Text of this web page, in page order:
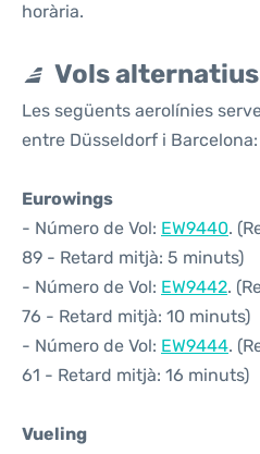
horària.
Vols alternatius
Les següents aerolínies
entre Düsseldorf i Barcelona:
Eurowings
- Número de Vol: EW9440.
89 - Retard mitjà: 5 minuts)
- Número de Vol: EW9442.
76 - Retard mitjà: 10 minuts)
- Número de Vol: EW9444.
61 - Retard mitjà: 16 minuts)
Vueling